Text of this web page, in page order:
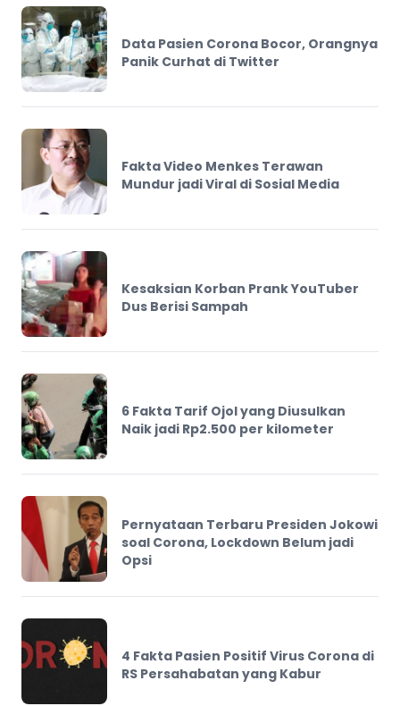
Data Pasien Corona Bocor, Orangnya
Panik Curhat di Twitter
Fakta Video Menkes Terawan
Mundur jadi Viral di Sosial Media
Kesaksian Korban Prank YouTuber
Dus Berisi Sampah
6 Fakta Tarif Ojol yang Diusulkan
Naik jadi Rp2.500 per kilometer
Pernyataan Terbaru Presiden Jokowi
soal Corona, Lockdown Belum jadi
Opsi
4 Fakta Pasien Positif Virus Corona di
RS Persahabatan yang Kabur